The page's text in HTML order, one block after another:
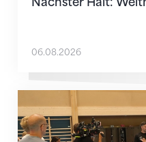
06.08.2026
Mit klaren Zielen nach